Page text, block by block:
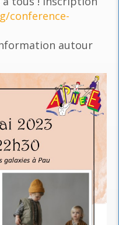
conference-
autour